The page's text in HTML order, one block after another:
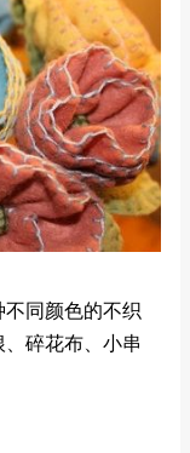
不同颜色的不织
碎花布、小串